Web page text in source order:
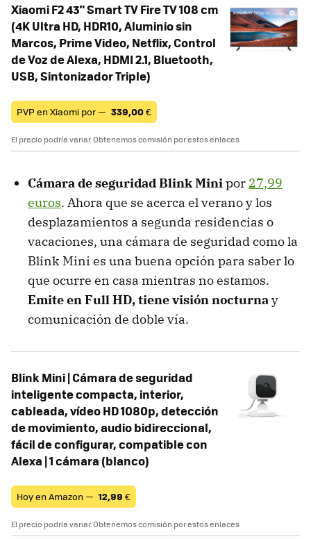
Xiaomi F2 43" Smart TV Fire TV 108 cm
(4K Ultra HD, HDR10, Aluminio sin
Marcos, Prime Video, Netflix, Control
de Voz de Alexa, HDMI 2.1, Bluetooth,
USB, Sintonizador Triple)
PVP en Xiaomi por — 339,00€
El precio podría variar. Obtenemos comisión por estos enlaces
Cámara de seguridad Blink Minipor 27,99
euros. Ahora que se acerca el verano y los
desplazamientos a segunda residencias o
vacaciones, una cámara de seguridad como la
Blink Mini es una buena opción para saber lo
que ocurre en casa mientras no estamos.
Emite en Full HD, tiene visión nocturnay
comunicación de doble vía.
Blink Mini | Cámara de seguridad
inteligente compacta, interior,
cableada, vídeo HD 1080p, detección
de movimiento, audio bidireccional,
fácil de configurar, compatible con
Alexa | 1 cámara (blanco)
Hoy en Amazon — 12,99 €
El precio podría variar. Obtenemos comisión por estos enlaces